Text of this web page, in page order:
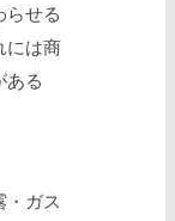
らせる
には商
ある
・ガス